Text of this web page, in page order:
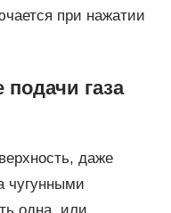
при нажатии
газа
даже
чугунными